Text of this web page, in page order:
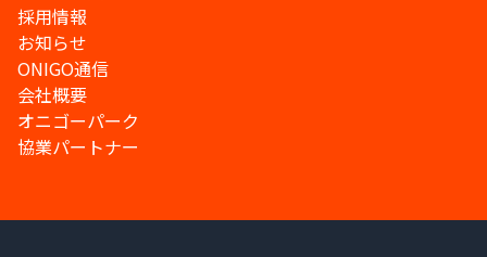
採用情報
お知らせ
ONIGO通信
会社概要
オニゴーパーク
協業パートナー